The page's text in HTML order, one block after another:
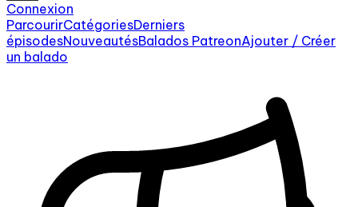
Connexion
ParcourirCatégoriesDerniers
épisodesNouveautésBalados PatreonAjouter / Créer
un balado